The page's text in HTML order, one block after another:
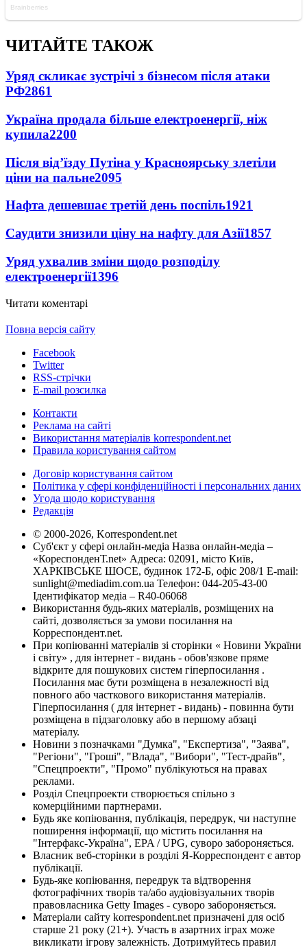
ЧИТАЙТЕ ТАКОЖ
Уряд скликає зустрічі з бізнесом після атаки
РФ2861
Україна продала більше електроенергії, ніж
купила2200
Після від’їзду Путіна у Красноярську злетіли
ціни на пальне2095
Нафта дешевшає третій день поспіль1921
Саудити знизили ціну на нафту для Азії1857
Уряд ухвалив зміни щодо розподілу
електроенергії1396
Читати коментарі
Повна версія сайту
Facebook
Twitter
RSS-стрічки
E-mail розсилка
Контакти
Реклама на сайті
Використання матеріалів korrespondent.net
Правила користування сайтом
Договір користування сайтом
Політика у сфері конфіденційності і персональних даних
Угода щодо користування
Редакція
© 2000-2026, Korrespondent.net
Суб'єкт у сфері онлайн-медіа Назва онлайн-медіа –
«КореспонденТ.net» Адреса: 02091, місто Київ,
ХАРКІВСЬКЕ ШОСЕ, будинок 172-Б, офіс 208/1 E-mail:
sunlight@mediadim.com.ua Телефон: 044-205-43-00
Ідентифікатор медіа – R40-06068
Використання будь-яких матеріалів, розміщених на
сайті, дозволяється за умови посилання на
Корреспондент.net.
При копіюванні матеріалів зі сторінки « Новини України
і світу» , для інтернет - видань - обов'язкове пряме
відкрите для пошукових систем гіперпосилання .
Посилання має бути розміщена в незалежності від
повного або часткового використання матеріалів.
Гіперпосилання ( для інтернет - видань) - повинна бути
розміщена в підзаголовку або в першому абзаці
матеріалу.
Новини з позначками "Думка", "Експертиза", "Заява",
"Регіони", "Гроші", "Влада", "Вибори", "Тест-драйв",
"Спецпроекти", "Промо" публікуються на правах
реклами.
Розділ Спецпроекти створюється спільно з
комерційними партнерами.
Будь яке копіювання, публікація, передрук, чи наступне
поширення інформації, що містить посилання на
"Інтерфакс-Україна", EPA / UPG, суворо забороняється.
Власник веб-сторінки в розділі Я-Корреспондент є автор
публікації.
Будь-яке копіювання, передрук та відтворення
фотографічних творів та/або аудіовізуальних творів
правовласника Getty Images - суворо забороняється.
Матеріали сайту korrespondent.net призначені для осіб
старше 21 року (21+). Участь в азартних іграх може
викликати ігрову залежність. Дотримуйтесь правил